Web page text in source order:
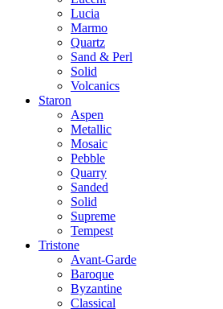
Lucia
Marmo
Quartz
Sand & Perl
Solid
Volcanics
Staron
Aspen
Metallic
Mosaic
Pebble
Quarry
Sanded
Solid
Supreme
Tempest
Tristone
Avant-Garde
Baroque
Byzantine
Classical